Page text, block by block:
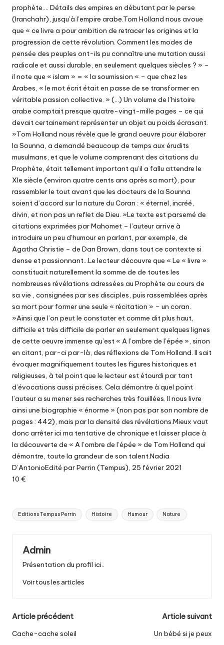
prophète…. Détails des empires en débutant par le perse
(Iranchahr), jusqu’à l’empire arabe.Tom Holland nous avoue
que « ce livre a pour ambition de retracer les origines et la
progression de cette révolution. Comment les modes de
pensée des peuples ont-ils pu connaître une mutation aussi
radicale et aussi durable, en seulement quelques siècles ? » –
il note que « islam » = « la soumission « – que chez les
Arabes, « le mot écrit était en passe de se transformer en
véritable passion collective. » (…) Un volume de l’histoire
arabe comptait presque quatre-vingt-mille pages – ce qui
devait certainement représenter un objet au poids écrasant.
»Tom Holland nous révèle que le grand oeuvre pour élaborer
la Sounna, a demandé beaucoup de temps aux érudits
musulmans, et que le volume comprenant des citations du
Prophète, était tellement important qu’il a fallu attendre le
XIe siècle (environ quatre cents ans après sa mort), pour
rassembler le tout avant que les docteurs de la Sounna
soient d’accord sur la nature du Coran : « éternel, incréé,
divin, et non pas un reflet de Dieu. »Le texte est parsemé de
citations exprimées par Mahomet – l’auteur arrive à
introduire un peu d’humour en parlant, par exemple, de
Agatha Christie – de Dan Brown, dans tout ce contexte si
dense et passionnant…Le lecteur découvre que « Le « livre »
constituait naturellement la somme de de toutes les
nombreuses révélations adressées au Prophète au cours de
sa vie , consignées par ses disciples, puis rassemblées après
sa mort pour former une seule « récitation » – un coran.
»Ainsi que l’on peut le constater et comme dit plus haut,
difficile et très difficile de parler en seulement quelques lignes
de cette oeuvre immense qu’est « A l’ombre de l’épée », sinon
en citant, par-ci par-là, des réflexions de Tom Holland. Il sait
évoquer magnifiquement toutes les figures historiques et
religieuses, à tel point que le lecteur est étourdi par tant
d’évocations aussi précises. Cela démontre à quel point
l’auteur a su mener ses recherches très fouillées. Il nous livre
ainsi une biographie « énorme » (non pas par son nombre de
pages : 442), mais par la densité des révélations.Mieux vaut
donc arrêter ici ma tentative de chronique et laisser place à
la découverte de « A l’ombre de l’épée » de Tom Holland qui
démontre, toute la grandeur de son talent.Nadia
D’AntonioEdité par Perrin (Tempus), 25 février 2021
10 €
Tags:
Editions Tempus Perrin Histoire Humour Nature
Admin
Présentation du profil ici..
Voir tous les articles
Post
navigation
Article précédent
Cache-cache soleil
Article suivant
Un bébé si je peux